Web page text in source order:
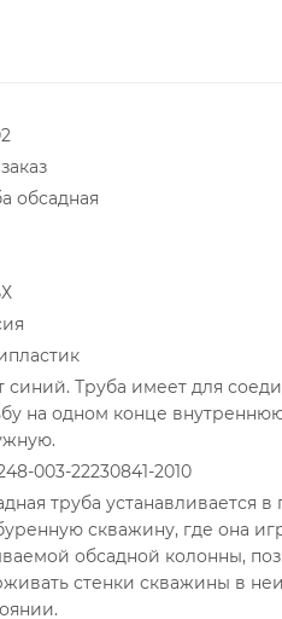
обсадная
синий. Труба имеет для
на одном конце
003-22230841-2010
труба устанавливается
скважину, где она
обсадной колонны,
стенки скважины в